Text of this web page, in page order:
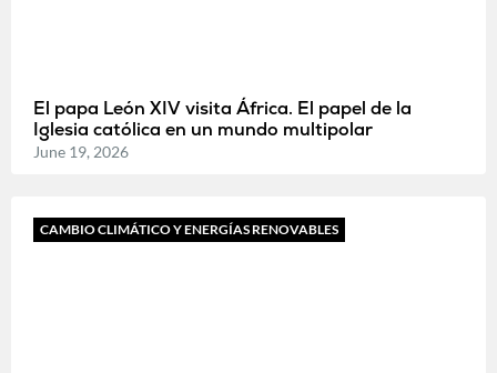
El papa León XIV visita África. El papel de la
Iglesia católica en un mundo multipolar
June 19, 2026
CAMBIO CLIMÁTICO Y ENERGÍAS RENOVABLES